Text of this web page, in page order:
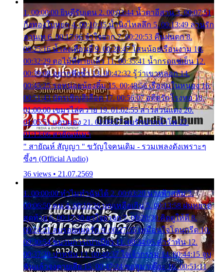
1. 00:00:00 ยินดีรับเดน 2. 00:03:44 น้ำตาอีสาน 3. 00:07:51
กิ่งทองใบหยก 4. 00:10:35 น้ำนิ่งไหลลึก 5. 00:13:49 ลานรัก
ลานเท 6. 00:17:06 จำใจจาก 7. 00:20:53 คืนฝนตก 8.
00:25:16 น้ำลงเดือนยี่ 9. 00:28:47 โสนน้อยเรือนงาม 10.
00:32:29 ตอไม้ที่ตายแล้ว 11. 00:35:41 น้ำกรดแช่เย็น 12.
00:39:08 อยากฟังซ้ำ 13. 00:42:32 รู้ว่าเขาหลอก 14.
00:45:25 รอหน่อยน้องติ๋ม 15. 00:48:56 เรือล่มในหนอง 16.
00:51:43 บัตรเชิญสีเลือด 17. 00:56:07 อดีตรักโรงทอ 18.
01:00:00 เขมรไล่ควาย 19. 01:02:55 สาวสวนแตง 20.
01:05:51 แอบมอง 21. 01:09:27 พบรักปากน้ำโพ 22.
01:13:06 สายัณห์เมา
" สายัณห์ สัญญา " ขวัญใจคนเดิม - รวมเพลงดังเพราะๆ
ซึ้งๆ (Official Audio)
36 views • 21.07.2569
1. 00:00:00 ทำไมทำฉันได้ 2. 00:03:20 นางฟ้าสลัม 3.
00:06:50 คน 4. 00:10:36 บุญเหลือเกิน 5. 00:13:58 ฝนหยาด
สุดท้าย 6. 00:17:30 ยาใจยาจก 7. 00:20:30 คิดดูให้ดี 8.
00:24:21 ลบรอยแผลรัก 9. 00:27:35 เหมือนใจโดนกรีด 10.
00:30:54 ขบวนการเปาเปียว 11. 00:34:05 คำรำพัน 12.
00:37:20 ปาหนัน 13. 00:40:37 ใจเจ้ากรรม 14. 00:44:15 จูบ
ฉันแล้วจงตายเสีย 15. 00:47:24 ขอสูมาเต๊อะ 16. 00:51:11